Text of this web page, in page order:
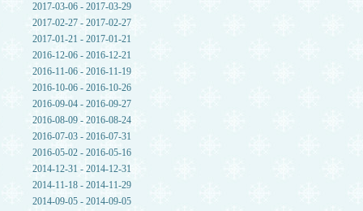
2017-03-06 - 2017-03-29
2017-02-27 - 2017-02-27
2017-01-21 - 2017-01-21
2016-12-06 - 2016-12-21
2016-11-06 - 2016-11-19
2016-10-06 - 2016-10-26
2016-09-04 - 2016-09-27
2016-08-09 - 2016-08-24
2016-07-03 - 2016-07-31
2016-05-02 - 2016-05-16
2014-12-31 - 2014-12-31
2014-11-18 - 2014-11-29
2014-09-05 - 2014-09-05